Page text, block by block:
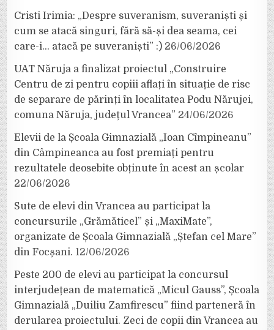
Cristi Irimia: „Despre suveranism, suveraniști și
cum se atacă singuri, fără să-și dea seama, cei
care-i… atacă pe suveraniști” :) 26/06/2026
UAT Năruja a finalizat proiectul „Construire
Centru de zi pentru copiii aflați în situație de risc
de separare de părinți în localitatea Podu Nărujei,
comuna Năruja, județul Vrancea” 24/06/2026
Elevii de la Școala Gimnazială „Ioan Cîmpineanu”
din Câmpineanca au fost premiați pentru
rezultatele deosebite obținute în acest an școlar
22/06/2026
Sute de elevi din Vrancea au participat la
concursurile „Grămăticel” și „MaxiMate”,
organizate de Școala Gimnazială „Ștefan cel Mare”
din Focșani. 12/06/2026
Peste 200 de elevi au participat la concursul
interjudețean de matematică „Micul Gauss”, Școala
Gimnazială „Duiliu Zamfirescu” fiind parteneră în
derularea proiectului. Zeci de copii din Vrancea au